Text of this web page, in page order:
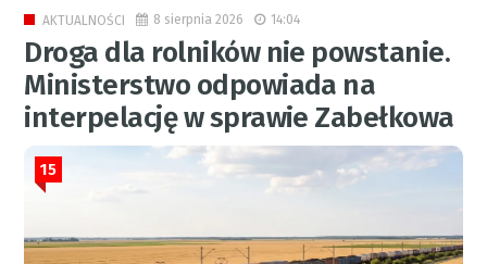
AKTUALNOŚCI 8 sierpnia 2026 14:04
Droga dla rolników nie powstanie.
Ministerstwo odpowiada na
interpelację w sprawie Zabełkowa
15